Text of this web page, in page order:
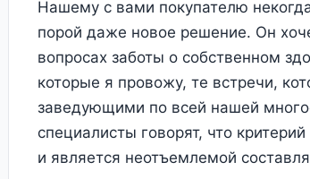
Нашему с вами покупателю
порой даже новое решение. Он
вопросах заботы о собственном
которые я провожу, те встречи,
заведующими по всей нашей
специалисты говорят, что
и является неотъемлемой